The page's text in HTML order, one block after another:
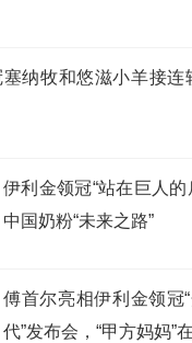
纳牧和悠滋小羊接连
伊利金领冠“站在巨人的
中国奶粉“未来之路”
傅首尔亮相伊利金领冠
代”发布会，“甲方妈妈”